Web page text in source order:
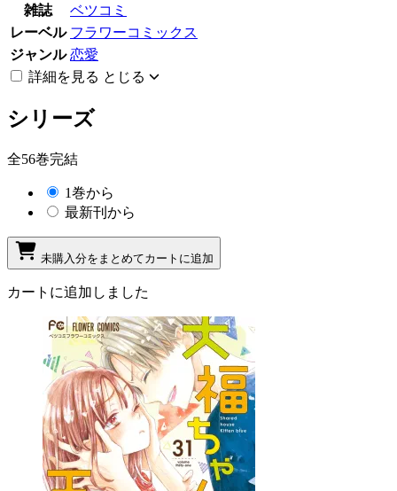
雑誌
ベツコミ
レーベル フラワーコミックス
ジャンル 恋愛
詳細を見る とじる
シリーズ
全56巻完結
1巻から
最新刊から
未購入分をまとめてカートに追加
カートに追加しました